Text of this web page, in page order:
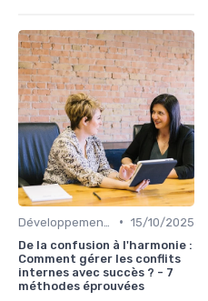
• 15/10/2025
De la confusion à l'harmonie :
Comment gérer les conflits
internes avec succès ? - 7
méthodes éprouvées